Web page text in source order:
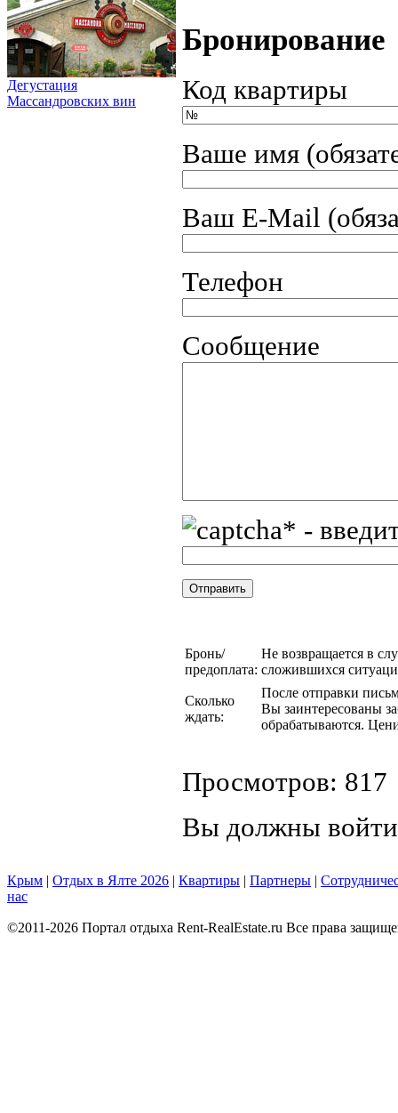
Дегустация
Массандровских вин
Бронирование
Код квартиры
Ваше имя
Ваш E-Mail
Телефон
Сообщение
* -
Бронь/
предоплата:
Не возвращается в
сложившихся
Сколько
ждать:
После отправки
Вы заинтересованы
обрабатываются.
Просмотров: 817
Вы должны
Крым | Отдых в Ялте 2026 | Квартиры | Партнеры |
нас
©2011-2026 Портал отдыха Rent-RealEstate.ru Все права